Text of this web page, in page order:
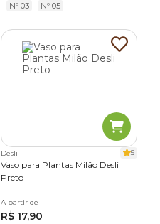
Nº 03
Nº 05
Desli 5
Vaso para Plantas Milão Desli
Preto
A partir de
R$ 17,90